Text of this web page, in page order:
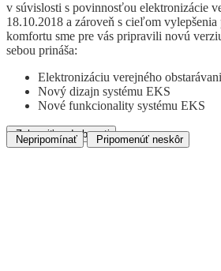
v súvislosti s povinnosťou elektronizácie
18.10.2018 a zároveň s cieľom
komfortu sme pre vás pripravili novú
sebou prináša:
Elektronizáciu verejného
Nový dizajn systému EKS
Nové funkcionality systému EKS
Zobraziť podrobnosti
Nepripomínať Pripomenúť neskôr